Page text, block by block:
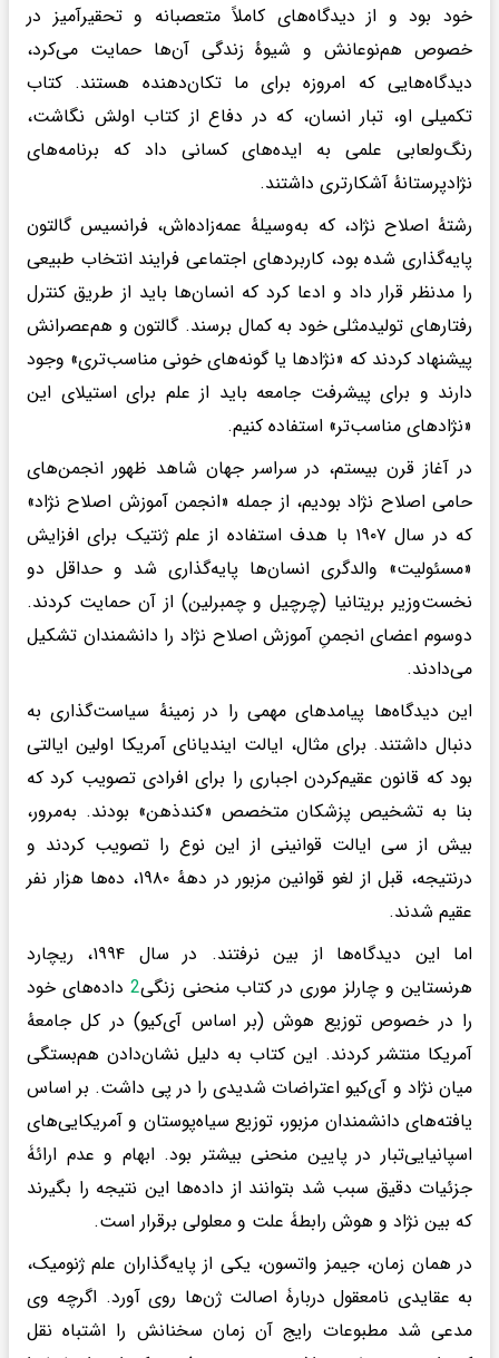
خود بود و از دیدگاه‌های کاملاً متعصبانه و تحقیرآمیز در
خصوص هم‌نوعانش و شیوهٔ زندگی آن‌ها حمایت می‌کرد،
دیدگاه‌هایی که امروزه برای ما تکان‌دهنده هستند. کتاب
تکمیلی او، تبار انسان، که در دفاع از کتاب اولش نگاشت،
رنگ‌ولعابی علمی به ایده‌های کسانی داد که برنامه‌های
نژادپرستانهٔ آشکارتری داشتند.
رشتهٔ اصلاح نژاد، که به‌وسیلهٔ عمه‌زاده‌اش، فرانسیس گالتون
پایه‌گذاری شده بود، کاربردهای اجتماعی فرایند انتخاب طبیعی
را مدنظر قرار داد و ادعا کرد که انسان‌ها باید از طریق کنترل
رفتارهای تولیدمثلی خود به کمال برسند. گالتون و هم‌عصرانش
پیشنهاد کردند که «نژادها یا گونه‌های خونی مناسب‌تری» وجود
دارند و برای پیشرفت جامعه باید از علم برای استیلای این
«نژادهای مناسب‌تر» استفاده کنیم.
در آغاز قرن بیستم، در سراسر جهان شاهد ظهور انجمن‌های
حامی اصلاح نژاد بودیم، از جمله «انجمن آموزش اصلاح نژاد»
که در سال ۱۹۰۷ با هدف استفاده از علم ژنتیک برای افزایش
«مسئولیت» والدگری انسان‌ها پایه‌گذاری شد و حداقل دو
نخست‌وزیر بریتانیا (چرچیل و چمبرلین) از آن حمایت کردند.
دوسوم اعضای انجمنِ آموزش اصلاح نژاد را دانشمندان تشکیل
می‌دادند.
این دیدگاه‌ها پیامدهای مهمی را در زمینهٔ سیاست‌گذاری به
دنبال داشتند. برای مثال، ایالت ایندیانای آمریکا اولین ایالتی
بود که قانون عقیم‌کردن اجباری را برای افرادی تصویب کرد که
بنا به تشخیص پزشکان متخصص «کندذهن» بودند. به‌مرور،
بیش از سی ایالت قوانینی از این نوع را تصویب کردند و
درنتیجه، قبل از لغو قوانین مزبور در دههٔ ۱۹۸۰، ده‌ها هزار نفر
عقیم شدند.
اما این دیدگاه‌ها از بین نرفتند. در سال ۱۹۹۴، ریچارد
هرنستاین و چارلز موری در کتاب منحنی زنگی2داده‌های خود
را در خصوص توزیع هوش (بر اساس آی‌کیو) در کل جامعهٔ
آمریکا منتشر کردند. این کتاب به دلیل نشان‌دادن هم‌بستگی
میان نژاد و آی‌کیو اعتراضات شدیدی را در پی داشت. بر اساس
یافته‌های دانشمندان مزبور، توزیع سیاه‌پوستان و آمریکایی‌های
اسپانیایی‌تبار در پایین منحنی بیشتر بود. ابهام و عدم ارائۀ
جزئیات دقیق سبب ‌شد بتوانند از داده‌ها این نتیجه را بگیرند
که بین نژاد و هوش رابطۀ علت و معلولی برقرار است.
در همان زمان، جیمز واتسون، یکی از پایه‌گذاران علم ژنومیک،
به عقایدی نامعقول دربارۀ اصالت ژن‌ها روی آورد. اگرچه وی
مدعی شد مطبوعات رایج آن زمان سخنانش را اشتباه نقل